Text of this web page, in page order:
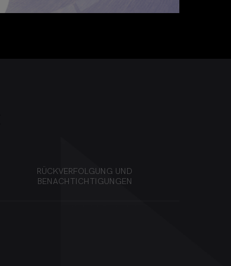
RÜCKVERFOLGUNG UND
BENACHTICHTIGUNGEN